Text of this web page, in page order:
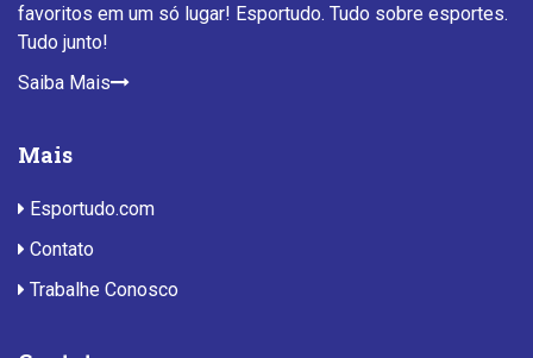
favoritos em um só lugar! Esportudo. Tudo sobre esportes.
Tudo junto!
Saiba Mais
Mais
Esportudo.com
Contato
Trabalhe Conosco